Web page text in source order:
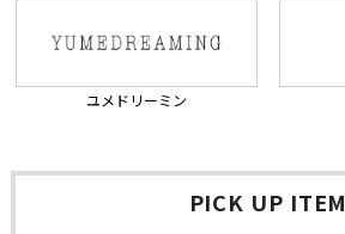
ユメドリーミン
PICK UP ITEM